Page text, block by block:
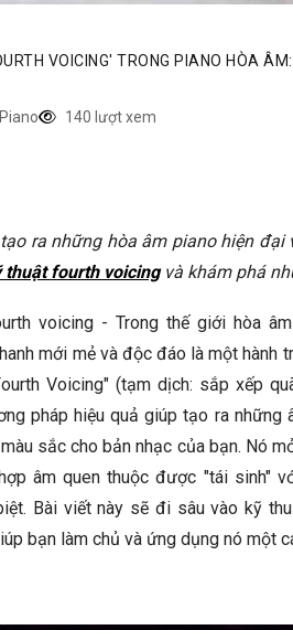
VOICING' TRONG PIANO HÒA
140 lượt xem
ra những hòa âm piano hiện đại
thuật fourth voicingvà khám phá
voicing - Trong thế giới hòa âm
mới mẻ và độc đáo là một hành
Voicing" (tạm dịch: sắp xếp
pháp hiệu quả giúp tạo ra những
sắc cho bản nhạc của bạn. Nó
âm quen thuộc được "tái sinh"
Bài viết này sẽ đi sâu vào kỹ
bạn làm chủ và ứng dụng nó một